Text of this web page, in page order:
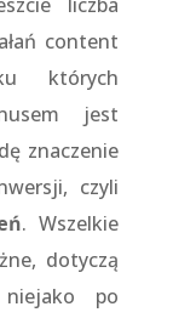
content
których
jest
znaczenie
czyli
. Wszelkie
dotyczą
niejako po